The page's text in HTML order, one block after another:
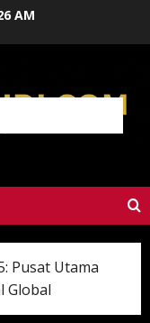
AM
Pusat Utama
Global